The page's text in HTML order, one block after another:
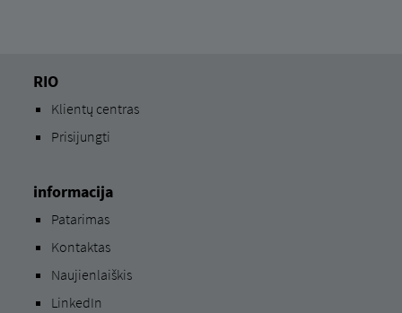
RIO
Klientų centras
Prisijungti
informacija
Patarimas
Kontaktas
Naujienlaiškis
LinkedIn